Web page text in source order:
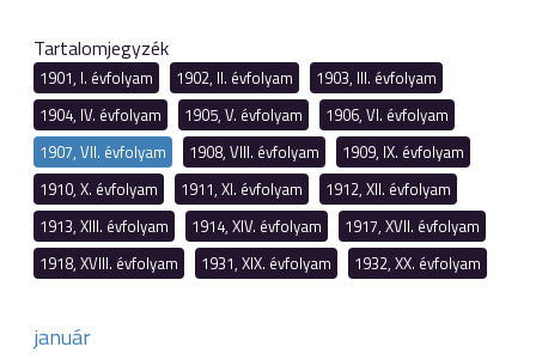
Tartalomjegyzék
1901, I. évfolyam 1902, II. évfolyam
1903, III. évfolyam
1904, IV. évfolyam
1905, V. évfolyam
1906, VI. évfolyam
1907, VII. évfolyam
1908, VIII. évfolyam
1909, IX. évfolyam
1910, X. évfolyam
1911, XI. évfolyam
1912, XII. évfolyam
1913, XIII. évfolyam
1914, XIV. évfolyam
1917, XVII. évfolyam
1918, XVIII. évfolyam
1931, XIX. évfolyam 1932, XX. évfolyam
január